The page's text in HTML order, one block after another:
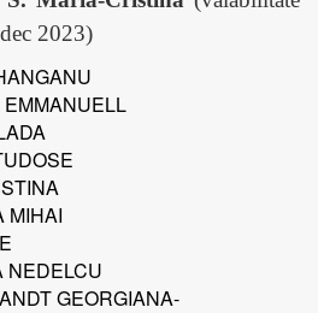
2023)
MIHAI
NEDELCU
GEORGIANA-